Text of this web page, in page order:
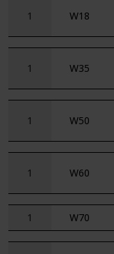
1 W18
1 W35
1 W50
1 W60
1 W70